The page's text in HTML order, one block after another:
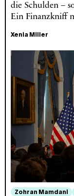
die Schulden –
Ein Finanzkniff
Xenia Miller
Zohran Mamdani